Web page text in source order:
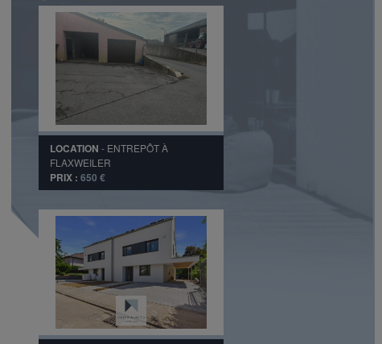
LOCATION - ENTREPÔTÀ
FLAXWEILER
PRIX : 650 €